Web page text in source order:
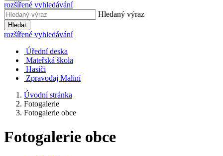
rozšířené vyhledávání
Hledaný výraz
Hledat
rozšířené vyhledávání
Úřední deska
Mateřská škola
Hasiči
Zpravodaj Maliní
Úvodní stránka
Fotogalerie
Fotogalerie obce
Fotogalerie obce